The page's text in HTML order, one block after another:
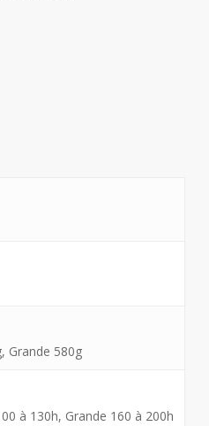
Grande 580g
à 130h, Grande 160 à 200h